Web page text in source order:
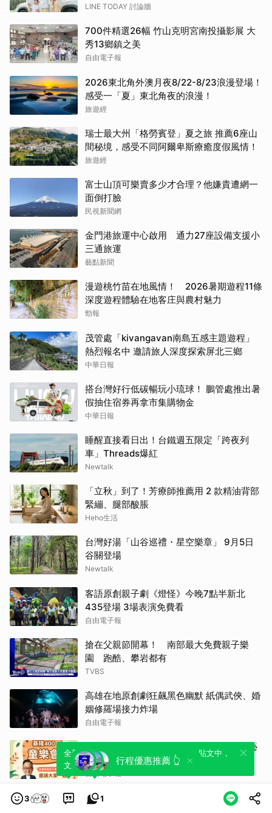
LINE TODAY 討論牆
700件精選26幅 竹山克明宮南投攝影展 大
秀13鄉鎮之美
自由電子報
2026東北角外澳月夜8/22-8/23浪漫登場！
感受一「夏」東北角夜的浪漫！
旅遊經
瑞士最大州「格勞賓登」夏之旅 推薦6座山
間秘境，感受不同阿爾卑斯療癒度假風情！
旅遊經
富士山頂可樂賣多少才合理？他嫌貴遭網一
面倒打臉
民視新聞網
金門港旅運中心啟用 通力27座設備支援小
三通旅運
藝點新聞
漫遊桃竹苗在地風情！ 2026暑期遊程11條
深度遊程體驗在地客庄與農村魅力
勁報
茂管處「kivangavan南島五感主題遊程」
熱烈報名中 邀請旅人深度探索屏北三鄉
中華日報
搭台灣好行低碳暢玩小琉球！ 鵬管處推出暑
假抽住宿券再拿市集購物金
中華日報
睡醒直接看日出！台鐵週五限定「跨夜列
車」Threads爆紅
Newtalk
「立秋」到了！芳療師推薦用 2 款精油背部
緊繃、腿部酸脹
Heho生活
台灣好湯「山谷巡禮・星空樂章」 9月5日
谷關登場
Newtalk
客語原創親子劇《燈怪》今晚7點半新北
435登場 3場表演免費看
自由電子報
搶在父親節開幕！ 南部最大免費親子樂
園 跑酷、攀岩都有
TVBS
高雄在地原創劇狂飆黑色幽默 紙偶武俠、婚
姻修羅場接力炸場
自由電子報
「基隆400童樂會」9月登場 首波紙風車藝
術卡車來基隆
自由電子報
台南左鎮竹編神獸迎賓 〈探吉〉台語諧音賺
行程優惠推薦 👆
3
全新體驗！一鍵引用此內容，透過發布貼
文來輕鬆表達個人立場。
1
可以轉發或引用此內容至自己的貼文中，
來發表您的評論或觀點。